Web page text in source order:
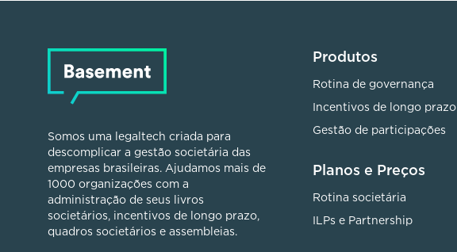
Somos uma legaltech criada para
descomplicar a gestão societária das
empresas brasileiras. Ajudamos mais de
1000 organizações com a
administração de seus livros
societários, incentivos de longo prazo,
quadros societários e assembleias.
Produtos
Rotina de governança
Incentivos de longo prazo
Gestão de participações
Planos e Preços
Rotina societária
ILPs e Partnership